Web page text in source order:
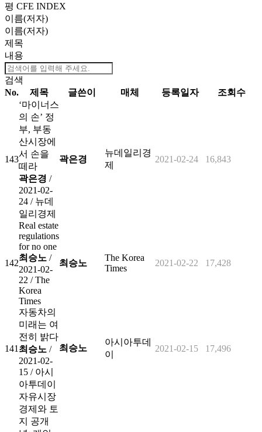
평 CFE INDEX
이름(저자)
이름(저자)
제목
내용
검색
No.
제목 글쓴이 매체 등록일자 조회수
143
‘마이너스
의 손’ 정
부, 부동
산시장에
서 손을
떼라
곽은경 /
2021-02-
24 / 뉴데
일리경제
곽은경
뉴데일리경
제
2021-02-24 16,843
142
Real estate
regulations
for no one
최승노 /
2021-02-
22 /The
Korea
Times
최승노
The Korea
Times
2021-02-22 17,428
141
자동차의
미래는 여
전히 밝다
최승노 /
2021-02-
15 / 아시
아투데이
최승노
아시아투데
이
2021-02-15 17,496
자유시장
경제와 토
지 공개